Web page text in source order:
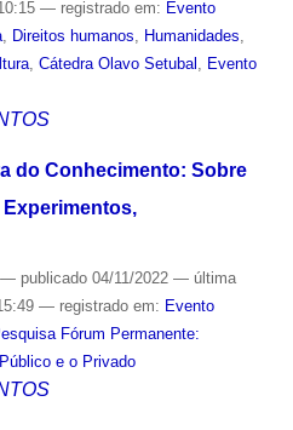
— registrado em: Evento
, Direitos humanos Humanidades
, Cátedra Olavo Setubal
Evento
do Conhecimento: Sobre
Experimentos,
— publicado04/11/2022 — última
— registrado em: Evento
Fórum Permanente:
e o Privado